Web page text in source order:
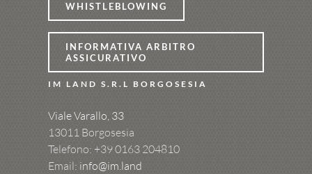
WHISTLEBLOWING
INFORMATIVA ARBITRO
ASSICURATIVO
IM LAND S.R.L BORGOSESIA
Viale Varallo, 33
13011 Borgosesia
Telefono: +390163 204810
Email: info@im.land